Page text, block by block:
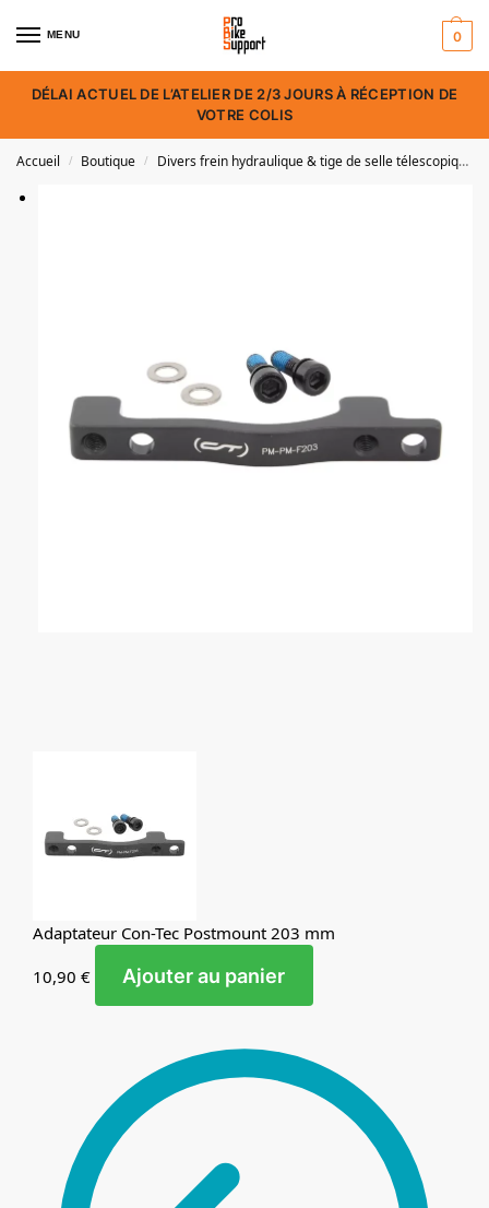
MENU 0
DÉLAI ACTUEL DE L’ATELIER DE 2/3 JOURS À RÉCEPTION DE
VOTRE COLIS
Accueil / Boutique / Divers frein hydraulique & tige de selle télescopique
Adaptateur Con-Tec Postmount 203 mm
10,90 € Ajouter au panier